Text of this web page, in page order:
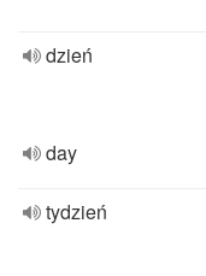
dzień
day
tydzień